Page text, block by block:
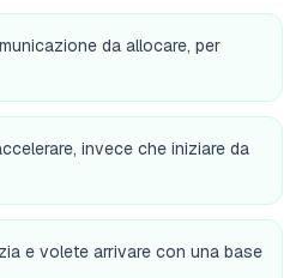
da allocare, per
invece che iniziare da
e volete arrivare con una base